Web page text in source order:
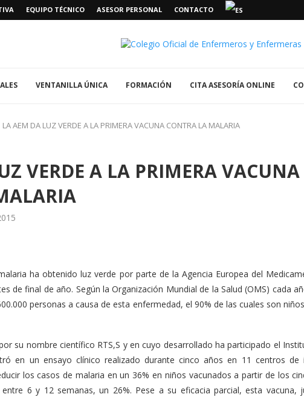
EQUIPO TÉCNICO ASESOR PERSONAL CONTACTO
VENTANILLA ÚNICA FORMACIÓN CITA ASESORÍA ONLINE
LA AEM DA LUZ VERDE A LA PRIMERA VACUNA CONTRA LA MALARIA
VERDE A LA PRIMERA VACUNA
ha obtenido luz verde por parte de la Agencia Europea del
de final de año. Según la Organización Mundial de la Salud (OMS) cada
personas a causa de esta enfermedad, el 90% de las cuales son
su nombre científico RTS,S y en cuyo desarrollado ha participado el
en un ensayo clínico realizado durante cinco años en 11 centros de
los casos de malaria en un 36% en niños vacunados a partir de los
6 y 12 semanas, un 26%. Pese a su eficacia parcial, esta vacuna,